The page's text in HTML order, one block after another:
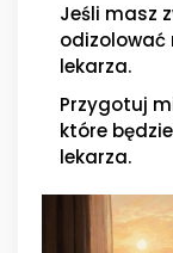
Jeśli masz
odizolować
lekarza.
Przygotuj
które
lekarza.